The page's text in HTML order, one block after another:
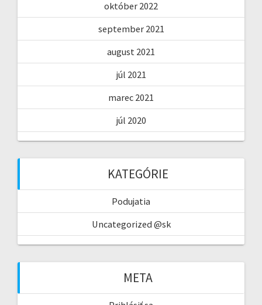
október 2022
september 2021
august 2021
júl 2021
marec 2021
júl 2020
KATEGÓRIE
Podujatia
Uncategorized @sk
META